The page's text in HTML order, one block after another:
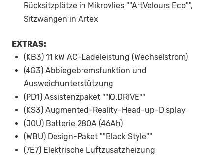
Rücksitzplätze in Mikrovlies ""ArtVelours Eco"",
Sitzwangen in Artex
EXTRAS:
(KB3) 11 kW AC-Ladeleistung (Wechselstrom)
(4G3) Abbiegebremsfunktion und
Ausweichunterstützung
(PD1) Assistenzpaket ""IQ.DRIVE""
(KS3) Augmented-Reality-Head-up-Display
(J0U) Batterie 280A (46Ah)
(WBU) Design-Paket ""Black Style""
(7E7) Elektrische Luftzusatzheizung